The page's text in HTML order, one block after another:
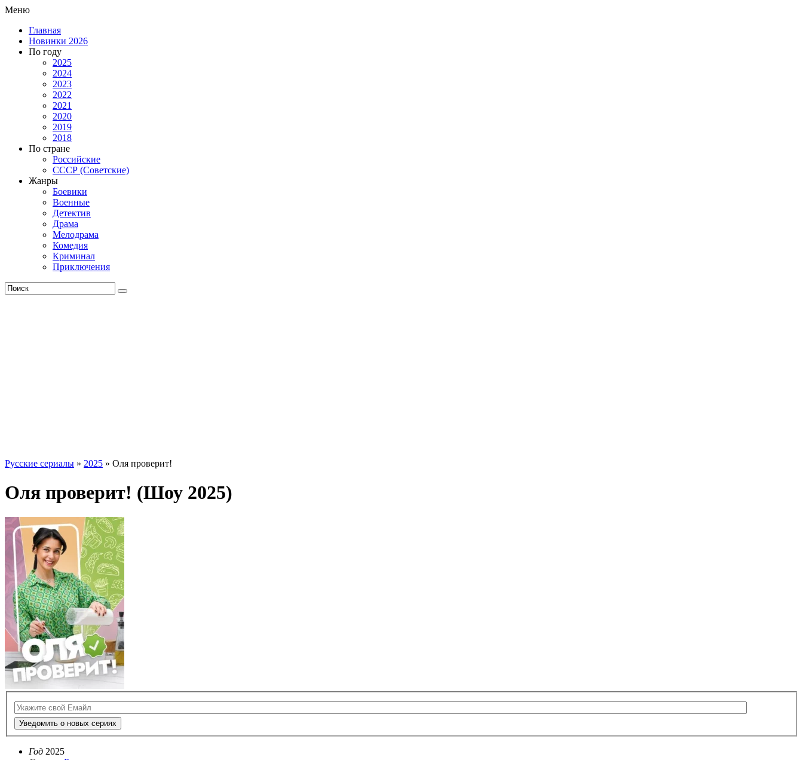
Меню
Главная
Новинки 2026
По году
2025
2024
2023
2022
2021
2020
2019
2018
По стране
Российские
СССР (Советские)
Жанры
Боевики
Военные
Детектив
Драма
Мелодрама
Комедия
Криминал
Приключения
Русские сериалы » 2025 » Оля проверит!
Оля проверит! (Шоу 2025)
Уведомить о новых сериях
Год 2025